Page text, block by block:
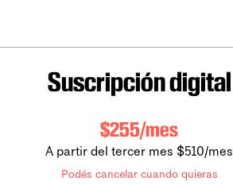
Suscripción digital
$255/mes
A partir del tercer mes $510/mes
Podés cancelar cuando quieras